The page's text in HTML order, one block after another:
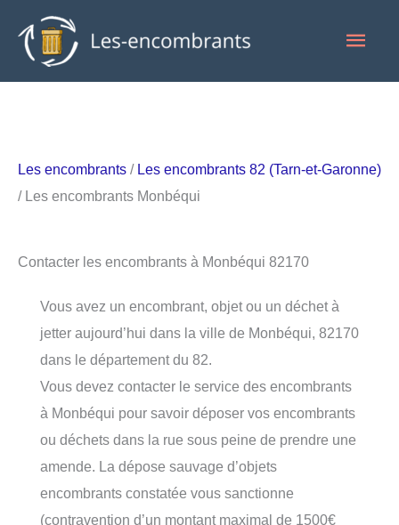
contenu
Les encombrants / Les encombrants 82 (Tarn-et-Garonne)
/ Les encombrants Monbéqui
Contacter les encombrants à Monbéqui 82170
Vous avez un encombrant, objet ou un déchet à
jetter aujourd’hui dans la ville de Monbéqui, 82170
dans le département du 82.
Vous devez contacter le service des encombrants
à Monbéqui pour savoir déposer vos encombrants
ou déchets dans la rue sous peine de prendre une
amende. La dépose sauvage d’objets
encombrants constatée vous sanctionne
(contravention d’un montant maximal de 1500€